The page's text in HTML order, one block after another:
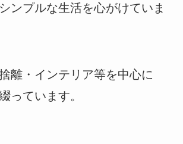
ンプルな生活を心がけていま
離・インテリア等を中心に
っています。